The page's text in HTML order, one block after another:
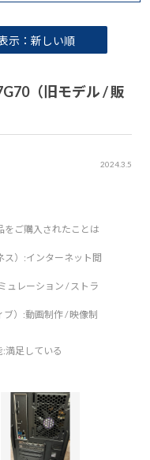
示：新しい順
（旧モデル / 販
2024.3.5
をご購入されたことは
ス）:インターネット閲
ュレーション / ストラ
ブ）:動画制作 / 映像制
:満足している